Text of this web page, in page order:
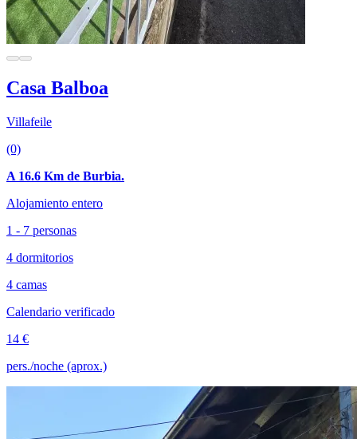
Casa Balboa
Villafeile
(0)
A 16.6 Km de Burbia.
Alojamiento entero
1 - 7 personas
4 dormitorios
4 camas
Calendario verificado
14 €
pers./noche (aprox.)